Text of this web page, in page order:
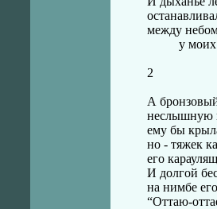
между
у моих
2
А
неслышную
ему бы
но - тяжек
его
И долгой
на нимбе
“Оттаю-